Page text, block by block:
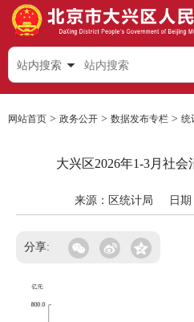
站内搜索
网站首页 > 政务公开 > 数据发布专栏 > 统
大兴区2026年1-3月社
来源：区统计局 日
分享: